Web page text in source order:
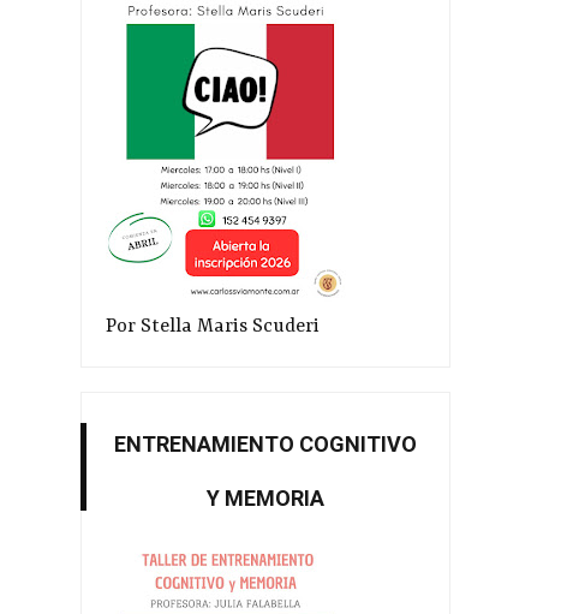
Por Stella Maris Scuderi
ENTRENAMIENTO COGNITIVO
Y MEMORIA